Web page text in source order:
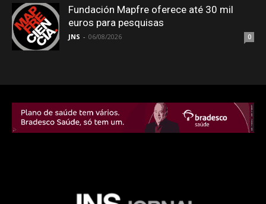
Fundación Mapfre oferece até 30 mil
euros para pesquisas
JNS - 06/08/2026 0